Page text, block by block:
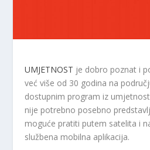
UMJETNOST je dobro poznat i
već više od 30 godina na
dostupnim program iz
nije potrebno posebno
moguće pratiti putem satelita i
službena mobilna aplikacija.